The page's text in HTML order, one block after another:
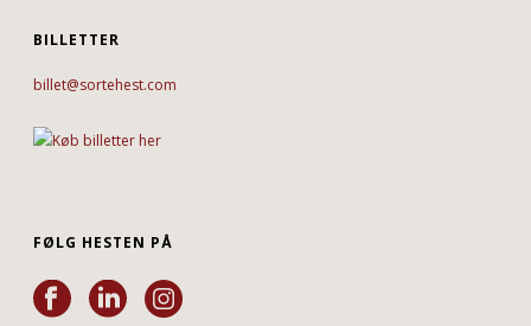
BILLETTER
billet@sortehest.com
FØLG HESTEN PÅ